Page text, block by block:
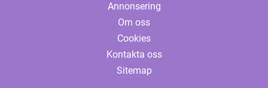
Annonsering
Om oss
Cookies
Kontakta oss
Sitemap